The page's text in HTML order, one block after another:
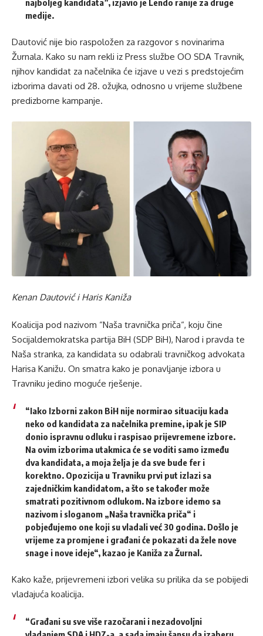
najboljeg kandidata”, izjavio je Lendo ranije za druge
medije.
Dautović nije bio raspoložen za razgovor s novinarima
Žurnala. Kako su nam rekli iz Press službe OO SDA Travnik,
njihov kandidat za načelnika će izjave u vezi s predstojećim
izborima davati od 28. ožujka, odnosno u vrijeme službene
predizborne kampanje.
Kenan Dautović i Haris Kaniža
Koalicija pod nazivom “Naša travnička priča“, koju čine
Socijaldemokratska partija BiH (SDP BiH), Narod i pravda te
Naša stranka, za kandidata su odabrali travničkog advokata
Harisa Kanižu. On smatra kako je ponavljanje izbora u
Travniku jedino moguće rješenje.
“Iako Izborni zakon BiH nije normirao situaciju kada
neko od kandidata za načelnika premine, ipak je SIP
donio ispravnu odluku i raspisao prijevremene izbore.
Na ovim izborima utakmica će se voditi samo između
dva kandidata, a moja želja je da sve bude fer i
korektno. Opozicija u Travniku prvi put izlazi sa
zajedničkim kandidatom, a što se također može
smatrati pozitivnom odlukom. Na izbore idemo sa
nazivom i sloganom „Naša travnička priča“ i
pobjeđujemo one koji su vladali već 30 godina. Došlo je
vrijeme za promjene i građani će pokazati da žele nove
snage i nove ideje“, kazao je Kaniža za Žurnal.
Kako kaže, prijevremeni izbori velika su prilika da se pobijedi
vladajuća koalicija.
“Građani su sve više razočarani i nezadovoljni